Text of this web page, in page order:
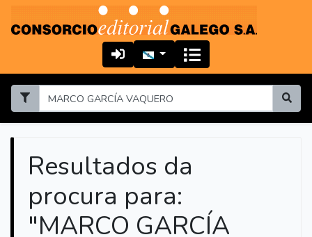
Resultados da
procura para:
"MARCO GARCÍA